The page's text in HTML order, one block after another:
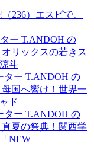
236）エスピで、
ー T.ANDOH の
オリックスの若きス
斗
ター T.ANDOH の
母国へ響け！世界一
ド
ター T.ANDOH の
真夏の祭典！関西学
NEW